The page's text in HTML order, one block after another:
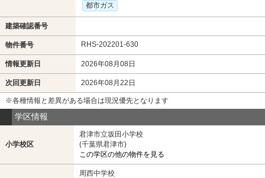
都市ガス
建築確認番号
物件番号 RHS-202201-630
情報更新日 2026年08月08日
次回更新日 2026年08月22日
※各種情報と差異がある場合は現況優先となります
学区情報
小学校区
君津市立坂田小学校
(千葉県君津市)
この学区の他の物件を見る
周西中学校